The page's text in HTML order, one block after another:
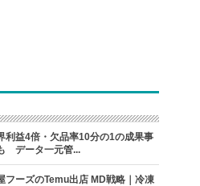
利益4倍・欠品率10分の1の成果事
データ一元管...
フーズのTemu出店 MD戦略｜冷凍